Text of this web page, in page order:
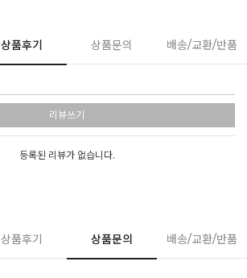
상품후기 상품문의 배송/교환/반품
리뷰쓰기
등록된 리뷰가 없습니다.
상품후기 상품문의 배송/교환/반품